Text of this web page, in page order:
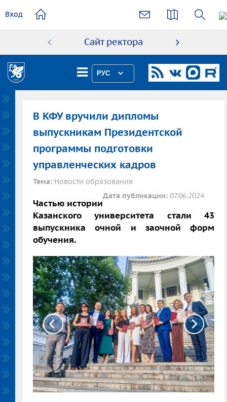
содержанию
Вход
Сайт ректора
РУС
В КФУ вручили дипломы
выпускникам Президентской
программы подготовки
управленческих кадров
Тема: Новости образования
Дата публикации: 07.06.2024
Частью истории
Казанского университета стали 43
выпускника очной и заочной форм
обучения.